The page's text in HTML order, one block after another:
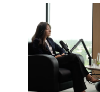
ГОДУ
2026:
10